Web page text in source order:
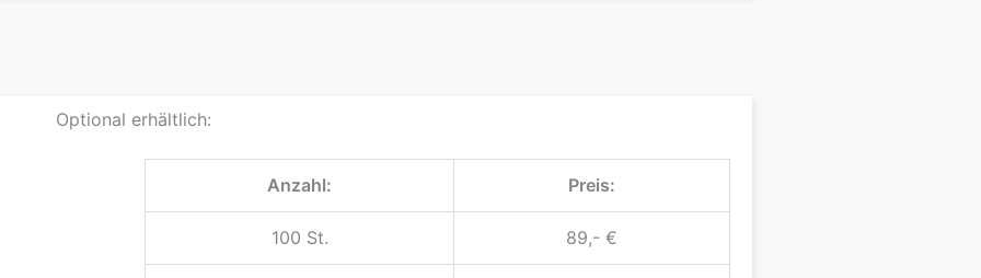
Optional erhältlich:
Anzahl: Preis:
100 St. 89,- €